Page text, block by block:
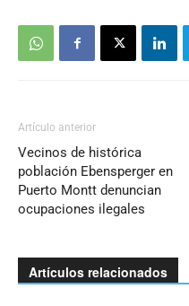
Artículo anterior
Vecinos de histórica
población Ebensperger en
Puerto Montt denuncian
ocupaciones ilegales
Artículos relacionados